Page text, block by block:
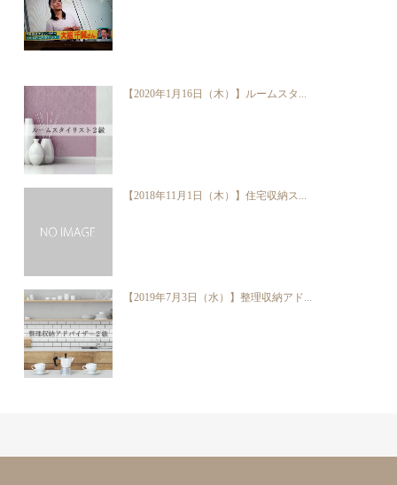
【2020年1月16日（木）】ルームスタ...
【2018年11月1日（木）】住宅収納ス...
【2019年7月3日（水）】整理収納アド...